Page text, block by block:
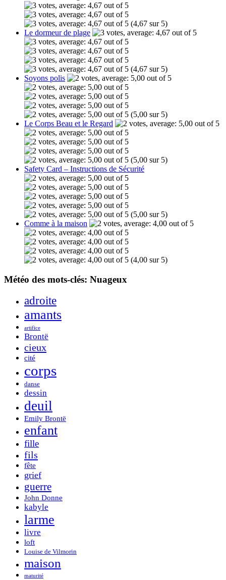
(4,67 sur 5)
Le dormeur de plage
(4,67 sur 5)
Soyons polis
(5,00 sur 5)
Le Corps Beau et le Regard
(5,00 sur 5)
Safety Card – Instructions de Sécurité
(5,00 sur 5)
Comme à la maison
(4,00 sur 5)
Météo des mots-clés: Nuageux
adroite
amants
artifice
Brontë
cieux
cité
corps
danse
dessin
deuil
Emily Brontë
enfant
fille
fils
fête
grief
guerre
John Donne
kabyle
larme
livre
loft
Louise de Vilmorin
maison
maturité